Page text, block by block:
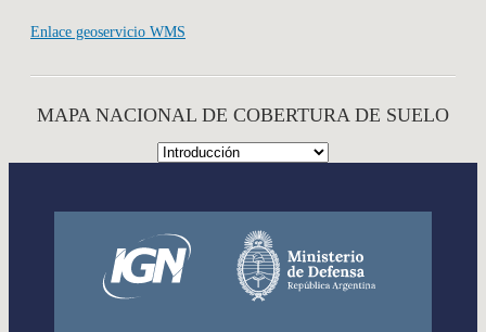
Enlace geoservicio WMS
MAPA NACIONAL DE COBERTURA DE SUELO